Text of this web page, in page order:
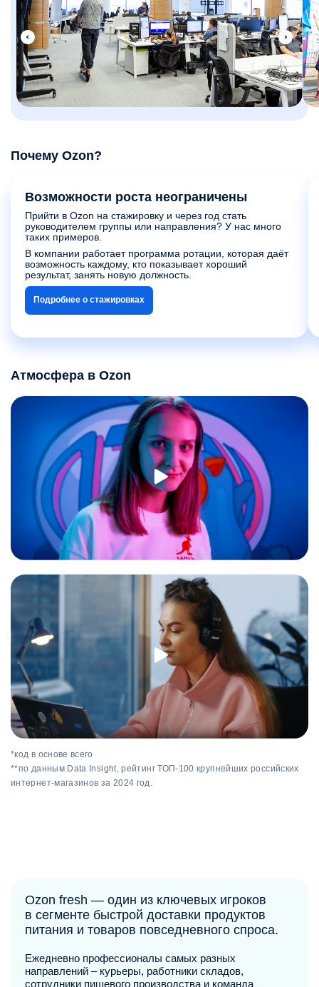
Почему Ozon?
Возможности роста неограничены
Прийти в Ozon на стажировку и через год стать
руководителем группы или направления? У нас много
таких примеров.
В компании работает программа ротации, которая даёт
возможность каждому, кто показывает хороший
результат, занять новую должность.
Подробнее о стажировках
Атмосфера в Ozon
*код в основе всего
**по данным Data Insight, рейтинг ТОП-100 крупнейших российских
интернет-магазинов за 2024 год.
Ozon fresh — один из ключевых игроков
в сегменте быстрой доставки продуктов
питания и товаров повседневного спроса.
Ежедневно профессионалы самых разных
направлений ‒ курьеры, работники складов,
сотрудники пищевого производства и команда